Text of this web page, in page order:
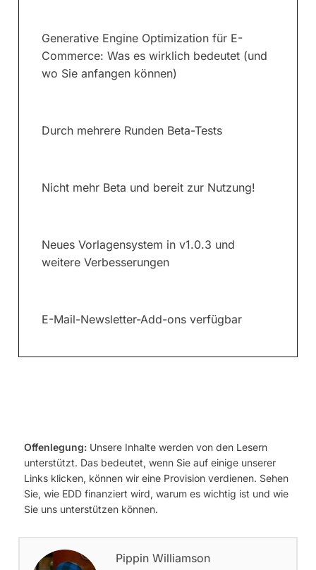
Generative Engine Optimization für E-
Commerce: Was es wirklich bedeutet (und
wo Sie anfangen können)
Durch mehrere Runden Beta-Tests
Nicht mehr Beta und bereit zur Nutzung!
Neues Vorlagensystem in v1.0.3 und
weitere Verbesserungen
E-Mail-Newsletter-Add-ons verfügbar
Offenlegung: Unsere Inhalte werden von den Lesern
unterstützt. Das bedeutet, wenn Sie auf einige unserer
Links klicken, können wir eine Provision verdienen. Sehen
Sie, wie EDD finanziert wird, warum es wichtig ist und wie
Sie uns unterstützen können.
Pippin Williamson